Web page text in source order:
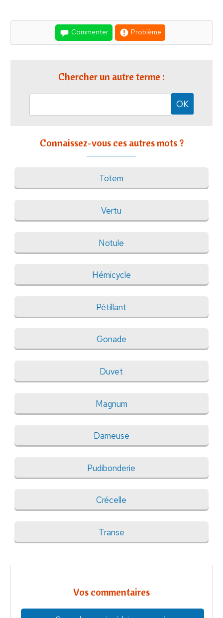
Commenter Problème
Chercher un autre terme :
Connaissez-vous ces autres mots ?
Totem
Vertu
Notule
Hémicycle
Pétillant
Gonade
Duvet
Magnum
Dameuse
Pudibonderie
Crécelle
Transe
Vos commentaires